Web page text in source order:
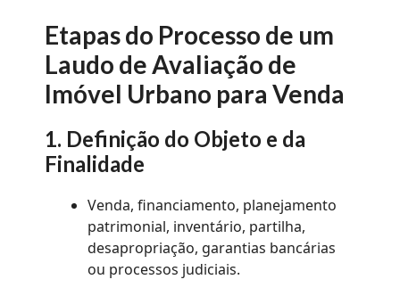
Etapas do Processo de um
Laudo de Avaliação de
Imóvel Urbano para Venda
1. Definição do Objeto e da
Finalidade
Venda, financiamento, planejamento
patrimonial, inventário, partilha,
desapropriação, garantias bancárias
ou processos judiciais.